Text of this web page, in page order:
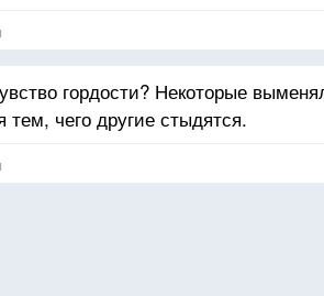
гордости? Некоторые
тем, чего другие стыдятся.